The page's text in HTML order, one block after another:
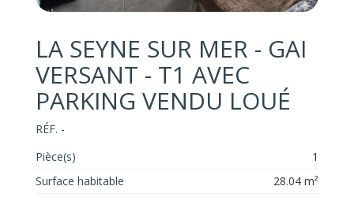
LA SEYNE SUR MER - GAI
VERSANT - T1 AVEC
PARKING VENDU LOUÉ
RÉF. -
Pièce(s)
1
Surface habitable
28.04 m²